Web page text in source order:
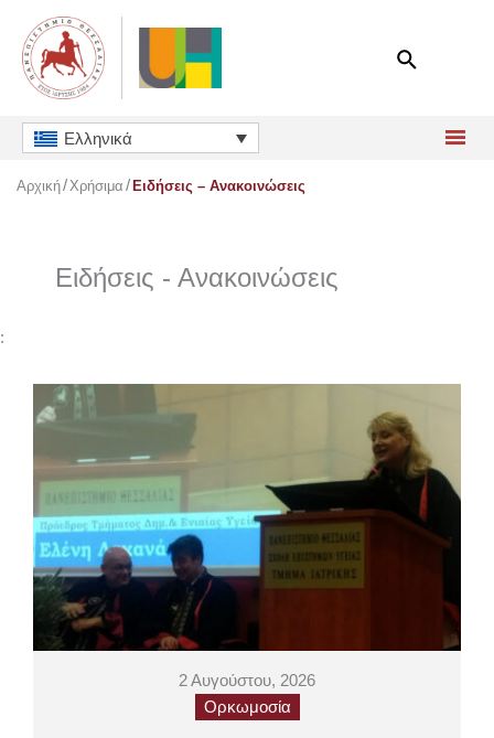
περιεχόμενο
Ελληνικά
Αρχική Χρήσιμα Ειδήσεις – Ανακοινώσεις
Ειδήσεις - Ανακοινώσεις
:
2 Αυγούστου, 2026
Ορκωμοσία